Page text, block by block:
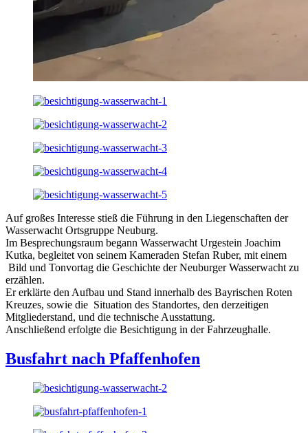
Auf großes Interesse stieß die Führung in den Liegenschaften der
Wasserwacht Ortsgruppe Neuburg.
Im Besprechungsraum begann Wasserwacht Urgestein Joachim
Kutka, begleitet von seinem Kameraden Stefan Ruber, mit einem
Bild und Tonvortag die Geschichte der Neuburger Wasserwacht zu
erzählen.
Er erklärte den Aufbau und Stand innerhalb des Bayrischen Roten
Kreuzes, sowie die Situation des Standortes, den derzeitigen
Mitgliederstand, und die technische Ausstattung.
Anschließend erfolgte die Besichtigung in der Fahrzeughalle.
Busfahrt nach Pfaffenhofen